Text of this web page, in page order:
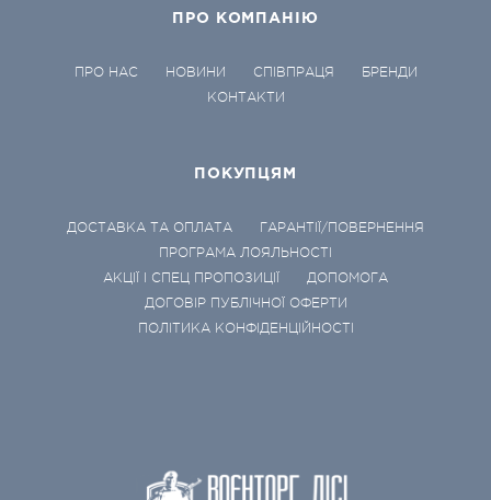
ПРО КОМПАНІЮ
ПРО НАС НОВИНИ СПІВПРАЦЯ
БРЕНДИ
КОНТАКТИ
ПОКУПЦЯМ
ДОСТАВКА ТА ОПЛАТА
ГАРАНТІЇ/ПОВЕРНЕННЯ
ПРОГРАМА ЛОЯЛЬНОСТІ
АКЦІЇ І СПЕЦ ПРОПОЗИЦІЇ
ДОПОМОГА
ДОГОВІР ПУБЛІЧНОЇ ОФЕРТИ
ПОЛІТИКА КОНФІДЕНЦІЙНОСТІ